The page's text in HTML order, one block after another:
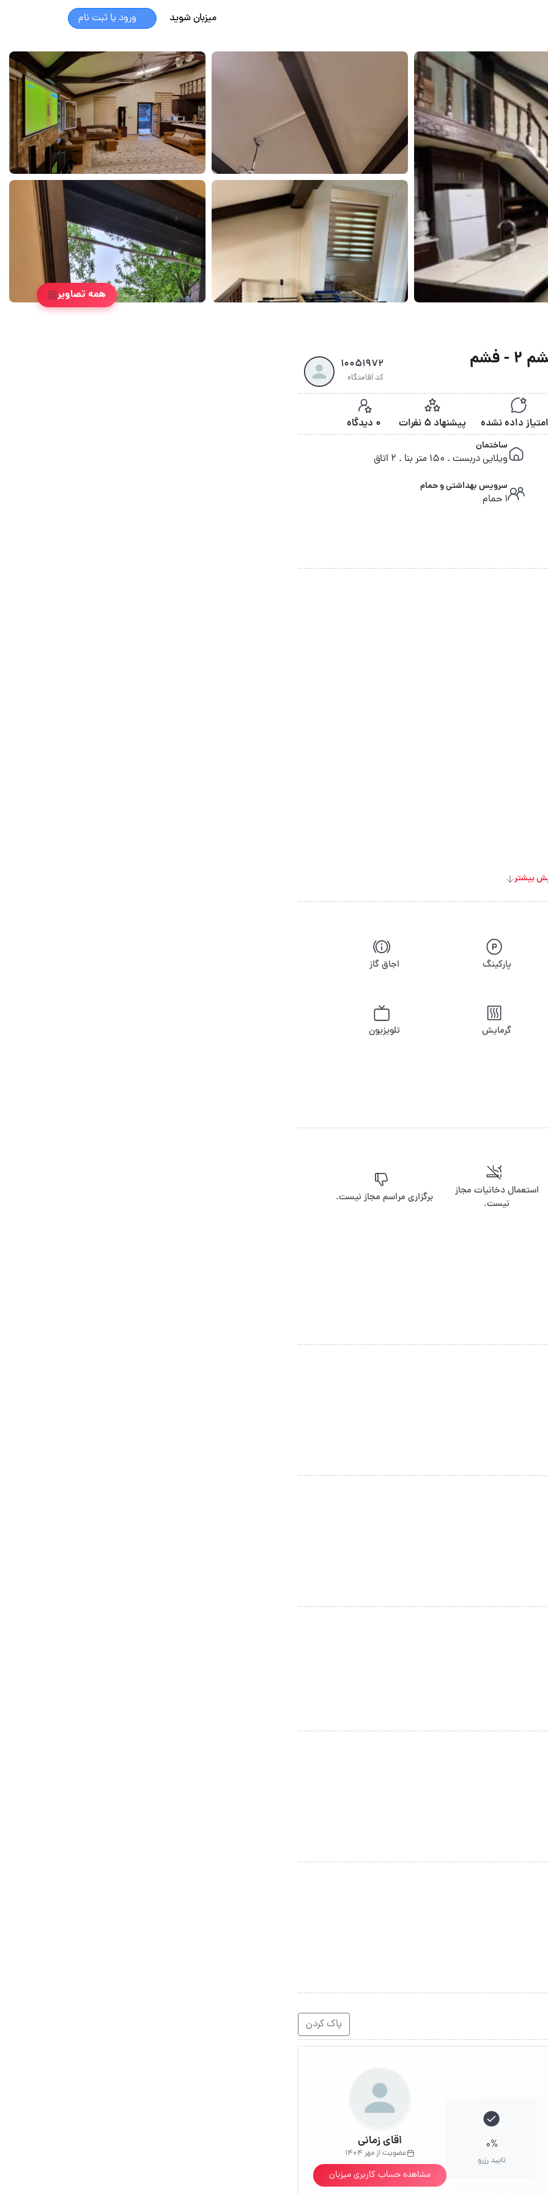
میزبان شوید ورود یا ثبت نام
همه تصاویر
10051972
کد اقامتگاه
پیشنهاد 5 نفرات 0 دیدگاه
ساختمان
ویلایی دربست . 150 متر بنا . 2 اتاق
سرویس بهداشتی و حمام
1 حمام
بیشتر
پارکینگ اجاق گاز
گرمایش تلویزیون
استعمال دخانیات مجاز
نیست.
برگزاری مراسم مجاز نیست.
پاک کردن
اقای زمانی
عضویت از مهر 1404
مشاهده حساب کاربری میزبان
0%
تایید رزرو